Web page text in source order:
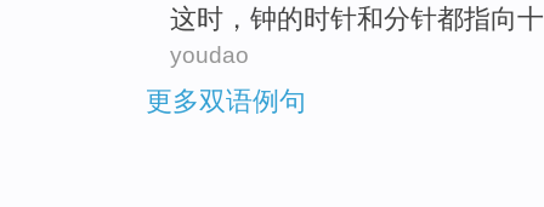
这时 ， 钟的时针和分针都指向
youdao
更多双语例句